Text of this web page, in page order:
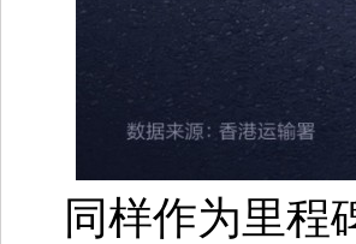
同样作为里程